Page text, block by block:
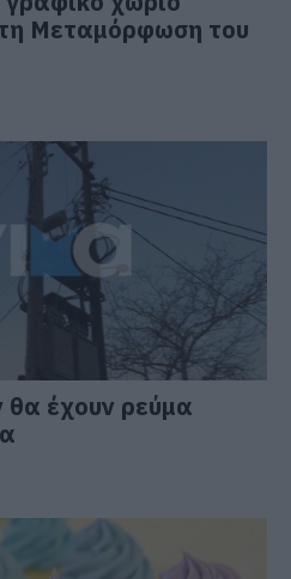
Μεταμόρφωση του
θα έχουν ρεύμα